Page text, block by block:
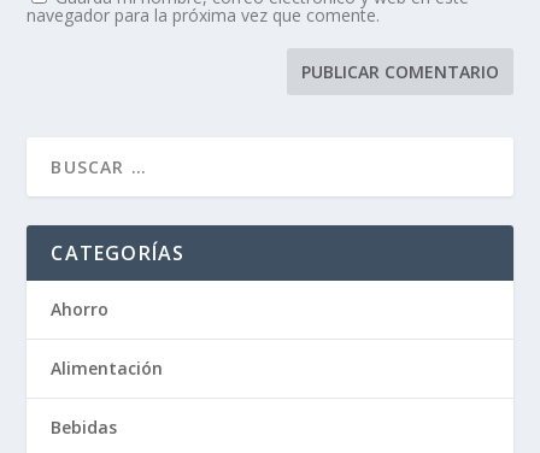
navegador para la próxima vez que comente.
CATEGORÍAS
Ahorro
Alimentación
Bebidas